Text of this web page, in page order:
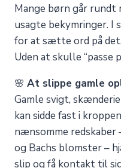
Mange børn går rundt
usagte bekymringer. I
for at sætte ord på
Uden at skulle “passe
🌸 At slippe gamle
Gamle svigt,
kan sidde fast i
nænsomme redskaber
og Bachs blomster –
slip og få kontakt til